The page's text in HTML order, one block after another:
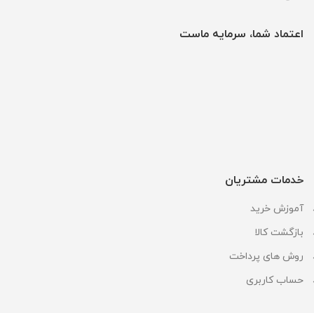
اعتماد شما، سرمایه ماست
خدمات مشتریان
آموزش خرید
بازگشت کالا
روش های پرداخت
حساب کاربری